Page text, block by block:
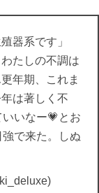
器系です」
たしの不調は
年期、これま
は著しく不
いなー💗とお
で来た。しぬ